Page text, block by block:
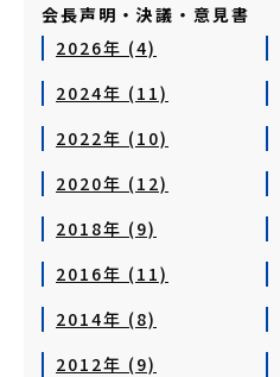
会長声明・決議・意見書
2026年 (4)
2024年 (11)
2022年 (10)
2020年 (12)
2018年 (9)
2016年 (11)
2014年 (8)
2012年 (9)